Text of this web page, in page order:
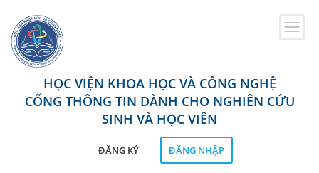
HỌC VIỆN KHOA HỌC VÀ CÔNG NGHỆ
CỔNG THÔNG TIN DÀNH CHO NGHIÊN CỨU
SINH VÀ HỌC VIÊN
ĐĂNG KÝ ĐĂNG NHẬP
Toggle